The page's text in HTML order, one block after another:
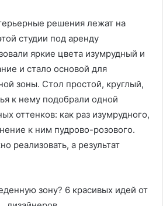
решения лежат на
студии под аренду
яркие цвета изумрудный и
и стало основой для
зоны. Стол простой, круглый,
к нему подобрали одной
оттенков: как раз изумрудного,
к ним пудрово-розового.
реализовать, а результат